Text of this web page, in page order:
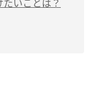
いことは？